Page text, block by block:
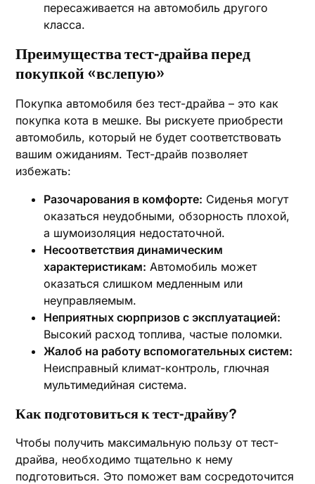
пересаживается на автомобиль другого
класса.
Преимущества тест-драйва перед
покупкой «вслепую»
Покупка автомобиля без тест-драйва – это как
покупка кота в мешке. Вы рискуете приобрести
автомобиль, который не будет соответствовать
вашим ожиданиям. Тест-драйв позволяет
избежать:
Разочарования в комфорте: Сиденья могут
оказаться неудобными, обзорность плохой,
а шумоизоляция недостаточной.
Несоответствия динамическим
характеристикам: Автомобиль может
оказаться слишком медленным или
неуправляемым.
Неприятных сюрпризов с эксплуатацией:
Высокий расход топлива, частые поломки.
Жалоб на работу вспомогательных систем:
Неисправный климат-контроль, глючная
мультимедийная система.
Как подготовиться к тест-драйву?
Чтобы получить максимальную пользу от тест-
драйва, необходимо тщательно к нему
подготовиться. Это поможет вам сосредоточится